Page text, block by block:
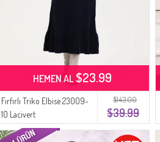
$143.00
$39.99
Fırfırlı Triko Elbise 23009-
10 Lacivert
HEMEN AL$23.99